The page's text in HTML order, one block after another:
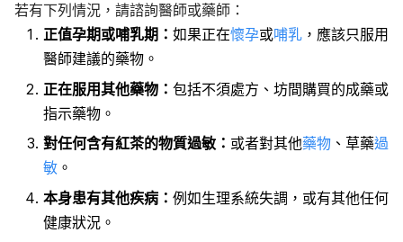
若有下列情況，請諮詢醫師或藥師：
正值孕期或哺乳期： 如果正在懷孕或哺乳 ，應該只服用
醫師建議的藥物。
正在服用其他藥物： 包括不須處方、坊間購買的成藥或
指示藥物。
對任何含有紅茶的物質過敏： 或者對其他藥物 、草藥過
敏 。
本身患有其他疾病： 例如生理系統失調，或有其他任何
健康狀況。